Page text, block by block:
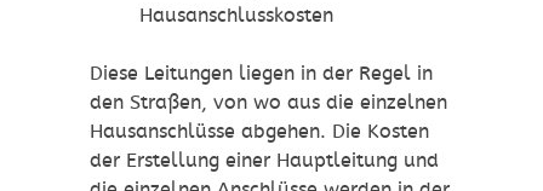
Hausanschlusskosten
Diese Leitungen liegen in der Regel in
den Straßen, von wo aus die einzelnen
Hausanschlüsse abgehen. Die Kosten
der Erstellung einer Hauptleitung und